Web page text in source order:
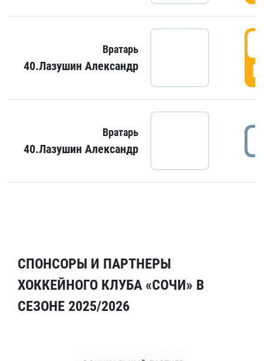
Вратарь
40.Лазушин Александр
Вратарь
40.Лазушин Александр
СПОНСОРЫ И ПАРТНЕРЫ
ХОККЕЙНОГО КЛУБА «СОЧИ» В
СЕЗОНЕ 2025/2026